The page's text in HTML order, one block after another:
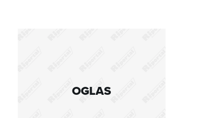
OGLAS